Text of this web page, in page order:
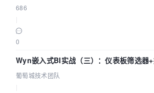
686
0
Wyn嵌入式BI实战（三）：仪表板筛选器
数联动全闭环
葡萄城技术团队